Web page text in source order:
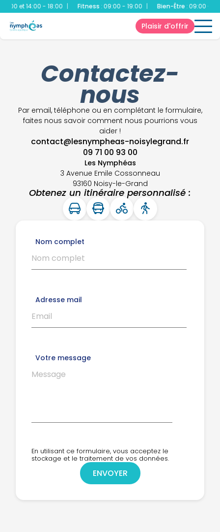
et 14:00 - 18:00 | Fitness:09:00 - 19:00 | Bien-Être:09:00 - 19:00
Plaisir d'offrir
Contactez-
nous
Par email, téléphone ou en complétant le formulaire,
faites nous savoir comment nous pourrions vous
aider !
contact@lesnympheas-noisylegrand.fr
09 71 00 93 00
Les Nymphéas
3 Avenue Emile Cossonneau
93160 Noisy-le-Grand
Obtenez un itinéraire personnalisé :
Nom complet
Adresse mail
Votre message
En utilisant ce formulaire, vous acceptez le
stockage et le traitement de vos données.